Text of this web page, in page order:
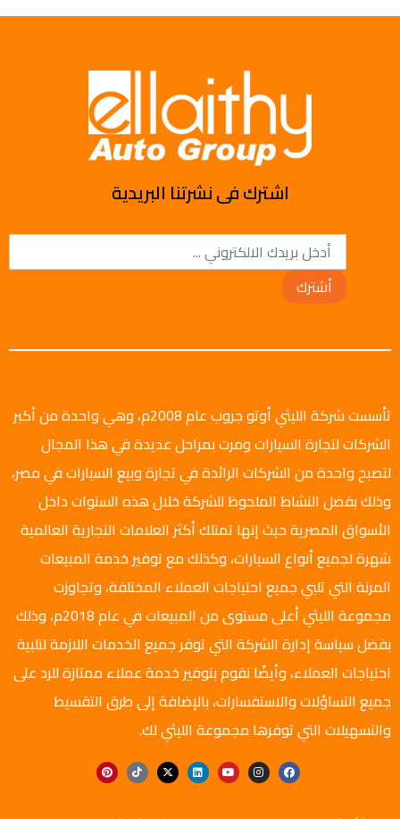
اشترك فى نشرتنا البريدية
أشترك
تأسست شركة الليثي أوتو جروب عام 2008م، وهي واحدة من أكبر
الشركات لتجارة السيارات ومرت بمراحل عديدة في هذا المجال
لتصبح واحدة من الشركات الرائدة في تجارة وبيع السيارات في مصر،
وذلك بفضل النشاط الملحوظ للشركة خلال هذه السنوات داخل
الأسواق المصرية حيث إنها تمتلك أكثر العلامات التجارية العالمية
شهرة لجميع أنواع السيارات، وكذلك مع توفير خدمة المبيعات
المرنة التي تلبي جميع احتياجات العملاء المختلفة، وتجاوزت
مجموعة الليثي أعلى مستوى من المبيعات في عام 2018م، وذلك
بفضل سياسة إدارة الشركة التي توفر جميع الخدمات اللازمة لتلبية
احتياجات العملاء، وأيضًا نقوم بتوفير خدمة عملاء ممتازة للرد على
جميع التساؤلات والاستفسارات، بالإضافة إلى طرق التقسيط
والتسهيلات التي توفرها مجموعة الليثي لك.